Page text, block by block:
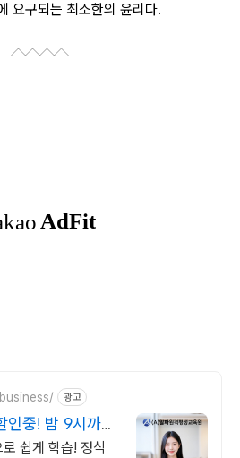
요구되는 최소한의 윤리다.
광고
중! 밤 9시까지
쉽게 학습! 정식